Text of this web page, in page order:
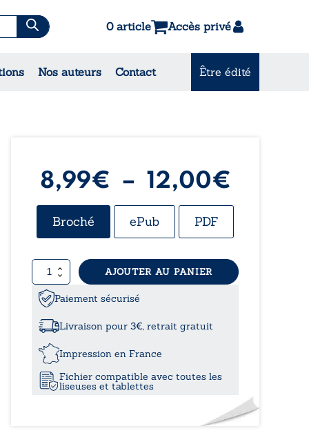
0 article Accès privé
Nos auteurs Contact Être édité
& Contes
8,99€ – 12,00€
de
8,99€
Broché ePub PDF
quantité
de
La
rumeur
AJOUTER AU PANIER
Paiement sécurisé
Livraison pour 3€, retrait gratuit
Impression en France
Fichier compatible avec toutes les
liseuses et tablettes